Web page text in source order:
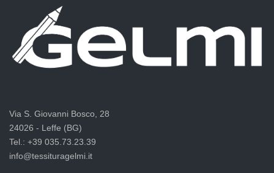
Via S. Giovanni Bosco, 28
24026 - Leffe (BG)
Tel.: +39 035.73.23.39
info@tessituragelmi.it